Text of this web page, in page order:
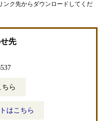
ンク先からダウンロードしてくだ
先
ら
はこちら